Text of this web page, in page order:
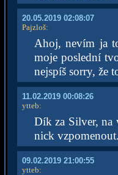
20.05.2019 02:08:07
Pajzloš:
Ahoj, nevím ja
moje poslední
nejspíš sorry, že
11.02.2019 00:08:26
ytteb:
Dík za Silver, na
nick
09.02.2019 21:00:55
ytteb: